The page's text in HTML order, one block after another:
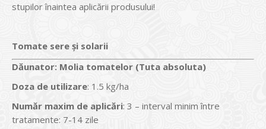
stupilor înaintea aplicării produsului!
Tomate sere și solarii
Dăunator: Molia tomatelor (Tuta absoluta)
Doza de utilizare: 1.5 kg/ha
Număr maxim de aplicări: 3 – interval minim între
tratamente: 7-14 zile